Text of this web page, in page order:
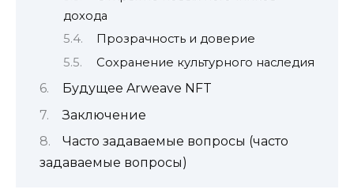
дохода
Прозрачность и доверие
Сохранение культурного наследия
Будущее Arweave NFT
Заключение
Часто задаваемые вопросы (часто
задаваемые вопросы)